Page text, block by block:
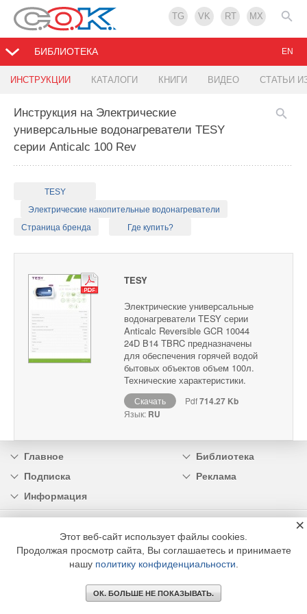
TG VK RT MX
БИБЛИОТЕКА
ИНСТРУКЦИИ КАТАЛОГИ КНИГИ ВИДЕО СТАТЬИ
EN
Инструкция на Электрические
универсальные водонагреватели TESY
серии Anticalc 100 Rev
TESY
Электрические накопительные водонагреватели
Страница бренда
Где купить?
TESY
Электрические универсальные
водонагреватели TESY серии
Anticalc Reversible GCR 10044
24D B14 TBRC предназначены
для обеспечения горячей водой
бытовых объектов объем 100л.
Технические характеристики.
Скачать Pdf714.27 Kb
Язык: RU
Главное
Библиотека
Подписка
Реклама
Информация
Этот веб-сайт использует файлы cookies.
Продолжая просмотр сайта, Вы соглашаетесь и принимаете
нашу политику конфиденциальности
ОК. БОЛЬШЕ НЕ ПОКАЗЫВАТЬ.
×